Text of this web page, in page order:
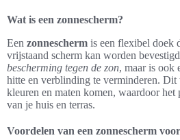
Wat is een zonnescherm?
Een zonnescherm is een flexibel doek
vrijstaand scherm kan worden
bescherming tegen de zon, maar is ook
hitte en verblinding te verminderen. Dit
kleuren en maten komen, waardoor
van je huis en terras.
Voordelen van een zonnescherm